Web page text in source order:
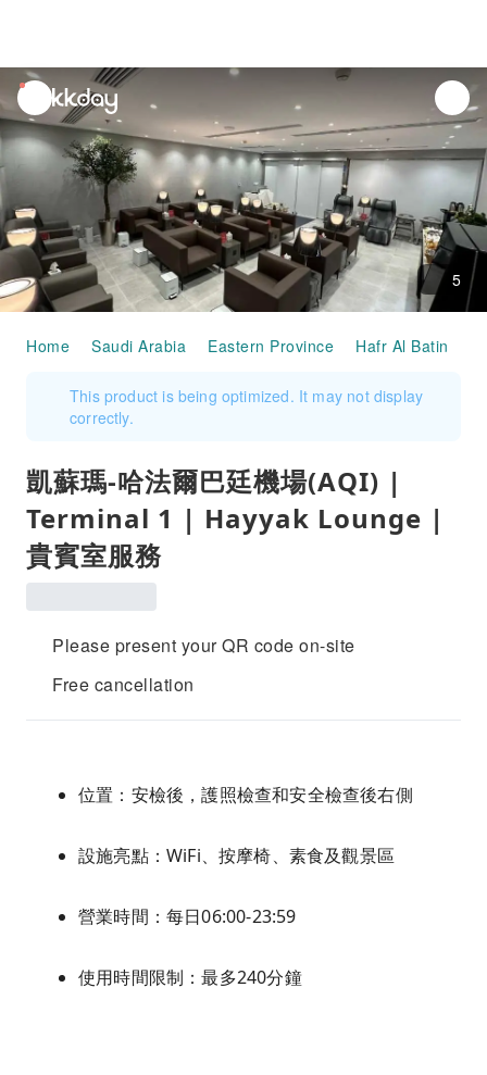
unread
notifications
5
Home Saudi Arabia Eastern Province Hafr Al Batin
This product is being optimized. It may not display
correctly.
凱蘇瑪-哈法爾巴廷機場(AQI) |
Terminal 1 | Hayyak Lounge |
貴賓室服務
Please present your QR code on-site
Free cancellation
位置：安檢後，護照檢查和安全檢查後右側
設施亮點：WiFi、按摩椅、素食及觀景區
營業時間：每日06:00-23:59
使用時間限制：最多240分鐘